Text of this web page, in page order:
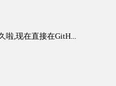
,现在直接在GitH...